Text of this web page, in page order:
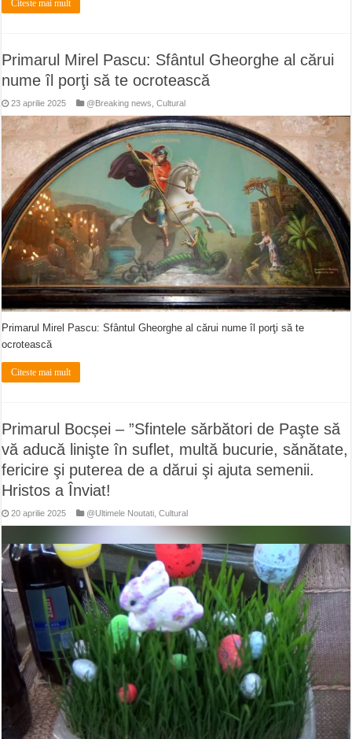
Citeste mai mult
Primarul Mirel Pascu: Sfântul Gheorghe al cărui
nume îl porţi să te ocrotească
23 aprilie 2025 @Breaking news ,Cultural
Primarul Mirel Pascu: Sfântul Gheorghe al cărui nume îl porţi să te
ocrotească
Citeste mai mult
Primarul Bocșei – ”Sfintele sărbători de Paşte să
vă aducă linişte în suflet, multă bucurie, sănătate,
fericire şi puterea de a dărui şi ajuta semenii.
Hristos a Înviat!
20 aprilie 2025 @Ultimele Noutati ,Cultural